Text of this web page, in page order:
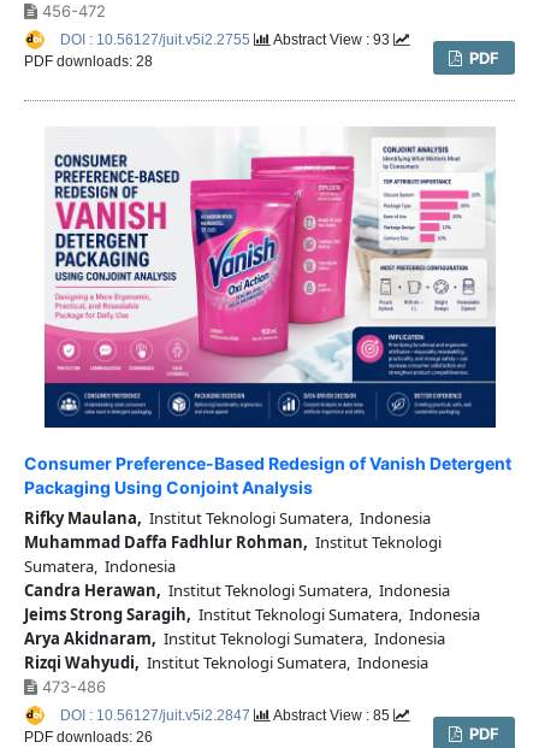
456-472
PDF
DOI : 10.56127/juit.v5i2.2755
Abstract View : 93
PDF downloads: 28
Consumer Preference-Based Redesign of Vanish Detergent
Packaging Using Conjoint Analysis
Rifky Maulana, Institut Teknologi Sumatera, Indonesia
Muhammad Daffa Fadhlur Rohman, Institut Teknologi
Sumatera, Indonesia
Candra Herawan, Institut Teknologi Sumatera, Indonesia
Jeims Strong Saragih, Institut Teknologi Sumatera, Indonesia
Arya Akidnaram, Institut Teknologi Sumatera, Indonesia
Rizqi Wahyudi, Institut Teknologi Sumatera, Indonesia
473-486
PDF
DOI : 10.56127/juit.v5i2.2847
Abstract View : 85
PDF downloads: 26